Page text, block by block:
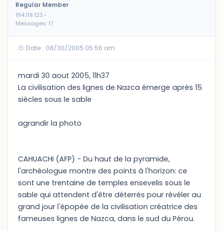
Regular Member
194.119.123.-
Messages: 17
Date : 08/30/2005 05:56 am
mardi 30 aout 2005, 11h37
La civilisation des lignes de Nazca émerge après 15
siècles sous le sable
agrandir la photo
CAHUACHI (AFP) - Du haut de la pyramide,
l'archéologue montre des points à l'horizon: ce
sont une trentaine de temples ensevelis sous le
sable qui attendent d'être déterrés pour révéler au
grand jour l'épopée de la civilisation créatrice des
fameuses lignes de Nazca, dans le sud du Pérou.